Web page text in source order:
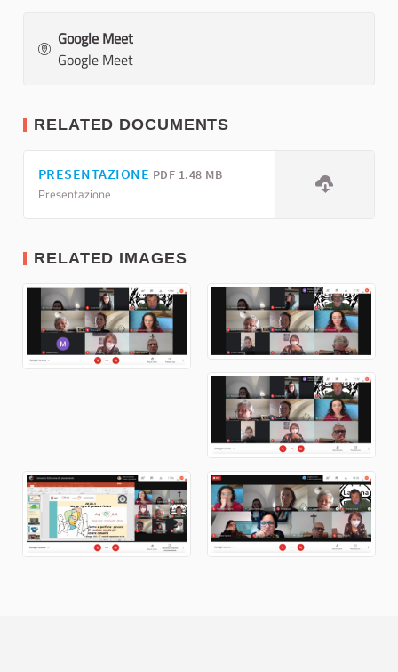
Google Meet
Google Meet
RELATED DOCUMENTS
PRESENTAZIONE PDF 1.48 MB
Presentazione
RELATED IMAGES